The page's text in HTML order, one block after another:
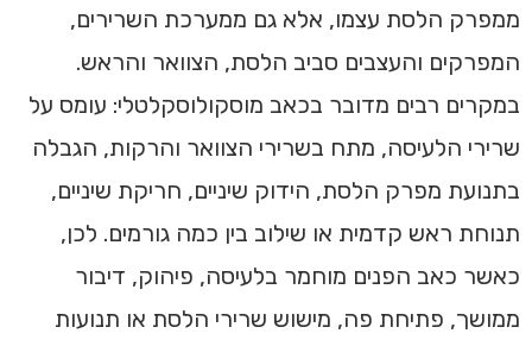
ממפרק הלסת עצמו, אלא גם ממערכת השרירים,
המפרקים והעצבים סביב הלסת, הצוואר והראש.
במקרים רבים מדובר בכאב מוסקולוסקלטלי: עומס על
שרירי הלעיסה, מתח בשרירי הצוואר והרקות, הגבלה
בתנועת מפרק הלסת, הידוק שיניים, חריקת שיניים,
תנוחת ראש קדמית או שילוב בין כמה גורמים. לכן,
כאשר כאב הפנים מוחמר בלעיסה, פיהוק, דיבור
ממושך, פתיחת פה, מישוש שרירי הלסת או תנועות